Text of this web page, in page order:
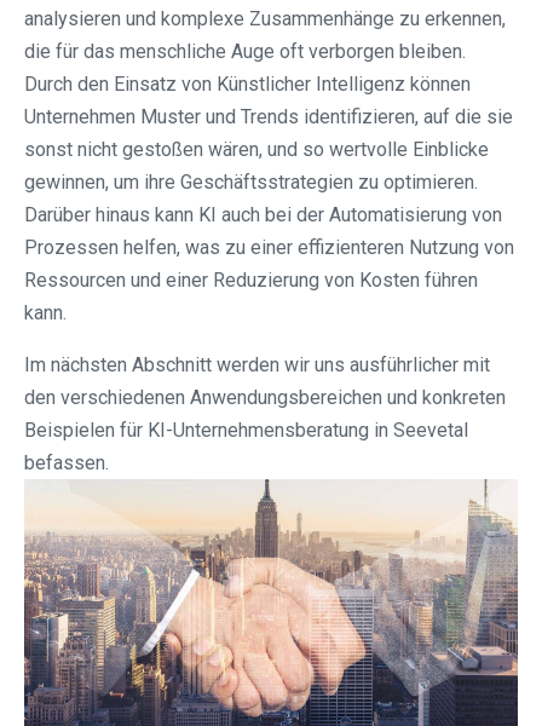
analysieren und komplexe Zusammenhänge zu erkennen,
die für das menschliche Auge oft verborgen bleiben.
Durch den Einsatz von Künstlicher Intelligenz können
Unternehmen Muster und Trends identifizieren, auf die sie
sonst nicht gestoßen wären, und so wertvolle Einblicke
gewinnen, um ihre Geschäftsstrategien zu optimieren.
Darüber hinaus kann KI auch bei der Automatisierung von
Prozessen helfen, was zu einer effizienteren Nutzung von
Ressourcen und einer Reduzierung von Kosten führen
kann.
Im nächsten Abschnitt werden wir uns ausführlicher mit
den verschiedenen Anwendungsbereichen und konkreten
Beispielen für KI-Unternehmensberatung in Seevetal
befassen.